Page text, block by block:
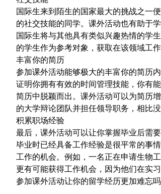
国际生来到陌生的国家最大的挑战之一
的社交技能的同学。课外活动也有助于
国际生将与其他具有类似兴趣热情的学
的学生作为参考对象，获取在该领域工作
丰富你的简历
参加课外活动能够极大的丰富你的简历
证明你拥有有效的时间管理技能，你有
简历中脱颖而出。课外活动可以为简历
的大学辩论团队并担任领导职务，相比
积累职场经验
最后，课外活动可以让你掌握毕业后需
毕业时已经具备工作经验是很平常的事
工作的机会。例如，一名正在申请生物
更有可能获得工作机会，因为他们在实
参加课外活动让你的留学经历更加难忘